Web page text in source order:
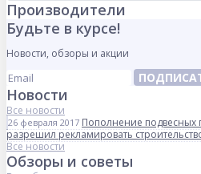
Производители
Будьте в курсе!
Новости, обзоры и акции
Новости
Все новости
26 февраля 2017 Пополнение подвесных
разрешил рекламировать
Все новости
Обзоры и советы